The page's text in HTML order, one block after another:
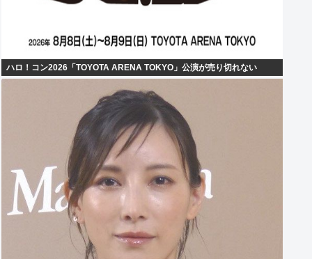
ハロ！コン2026「TOYOTA ARENA TOKYO」公演が売り切れない